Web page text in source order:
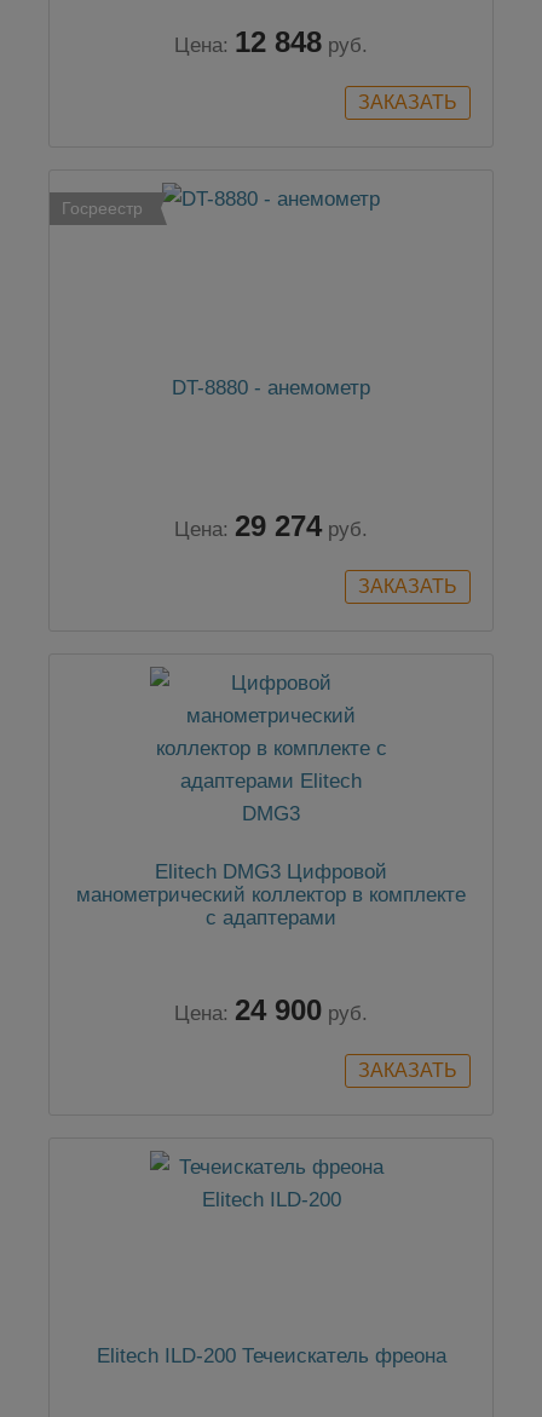
Цена: 12 848 руб.
Госреестр
DT-8880 - анемометр
Цена: 29 274 руб.
Elitech DMG3 Цифровой
манометрический коллектор в комплекте
с адаптерами
Цена: 24 900 руб.
Elitech ILD-200 Течеискатель фреона